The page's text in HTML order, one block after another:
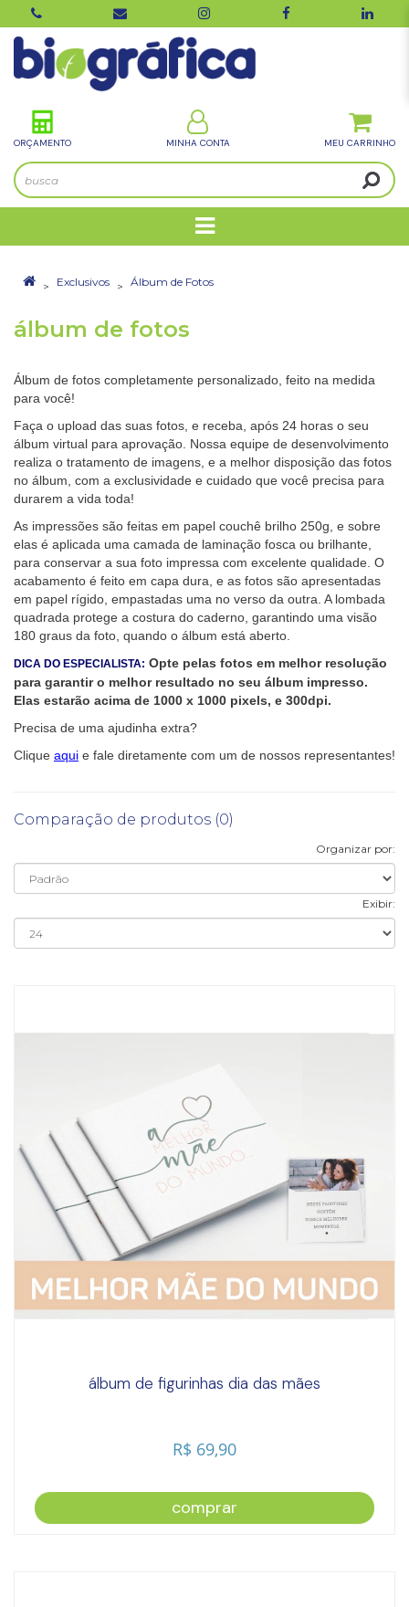
ORÇAMENTO MINHA CONTA
Exclusivos Álbum de Fotos
álbum de fotos
Álbum de fotos completamente personalizado, feito na medida
para você!
Faça o upload das suas fotos, e receba, após 24 horas o seu
álbum virtual para aprovação. Nossa equipe de desenvolvimento
realiza o tratamento de imagens, e a melhor disposição das fotos
no álbum, com a exclusividade e cuidado que você precisa para
durarem a vida toda!
As impressões são feitas em papel couchê brilho 250g, e sobre
elas é aplicada uma camada de laminação fosca ou brilhante,
para conservar a sua foto impressa com excelente qualidade. O
acabamento é feito em capa dura, e as fotos são apresentadas
em papel rígido, empastadas uma no verso da outra. A lombada
quadrada protege a costura do caderno, garantindo uma visão
180 graus da foto, quando o álbum está aberto.
DICA DO ESPECIALISTA: Opte pelas fotos em melhor resolução
para garantir o melhor resultado no seu álbum impresso.
Elas estarão acima de 1000 x 1000 pixels, e 300dpi.
Precisa de uma ajudinha extra?
Clique aqui e fale diretamente com um de nossos representantes!
Comparação de produtos (0)
Organizar por:
Exibir:
álbum de figurinhas dia das mães
R$ 69,90
comprar